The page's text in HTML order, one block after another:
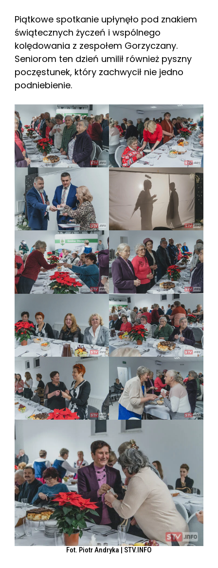
Piątkowe spotkanie upłynęło pod znakiem
świątecznych życzeń i wspólnego
kolędowania z zespołem Gorzyczany.
Seniorom ten dzień umilił również pyszny
poczęstunek, który zachwycił nie jedno
podniebienie.
Fot. Piotr Andryka | STV.INFO